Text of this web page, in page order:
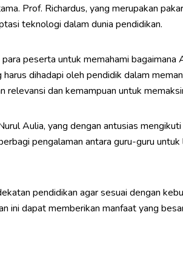
Prof. Richardus, yang merupakan
teknologi dalam dunia pendidikan.
peserta untuk memahami
dihadapi oleh pendidik dalam
relevansi dan kemampuan untuk
Aulia, yang dengan antusias
pengalaman antara guru-guru
pendidikan agar sesuai dengan
ini dapat memberikan manfaat yang